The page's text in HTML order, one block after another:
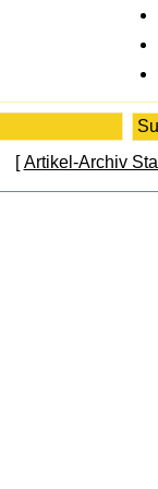
[Artikel-Archiv